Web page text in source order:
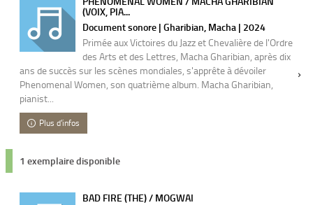
(VOIX, PIA...
Document sonore | Gharibian, Macha | 2024
Primée aux Victoires du Jazz et Chevalière de l'Ordre
des Arts et des Lettres, Macha Gharibian, après dix
ans de succès sur les scènes mondiales, s'apprête à dévoiler
Phenomenal Women, son quatrième album. Macha Gharibian,
pianist...
Plus d'infos
1 exemplaire disponible
BAD FIRE (THE) / MOGWAI